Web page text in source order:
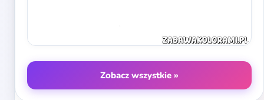
Zobacz wszystkie »